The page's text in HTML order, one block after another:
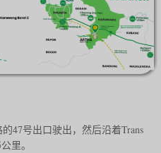
47号出口驶出，然后沿着Trans
里。